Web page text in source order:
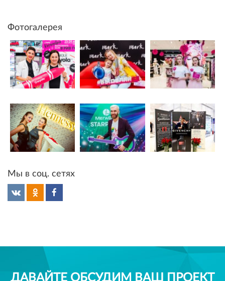
Фотогалерея
Мы в соц. сетях
ДАВАЙТЕ ОБСУДИМ ВАШ ПРОЕКТ